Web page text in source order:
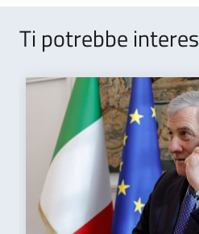
Ti potrebbe